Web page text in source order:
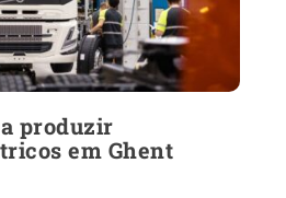
produzir
em Ghent